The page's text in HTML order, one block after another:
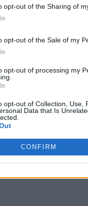
por no participar en la
en la Lista de participantes
opt-out of the Sharing of
opt-out of the Sale of my
opt-out of processing my
opt-out of Collection, Use,
Data that Is
CONFIRM
a monstruos
del 50%
a «50». Se dice
«siempre»,